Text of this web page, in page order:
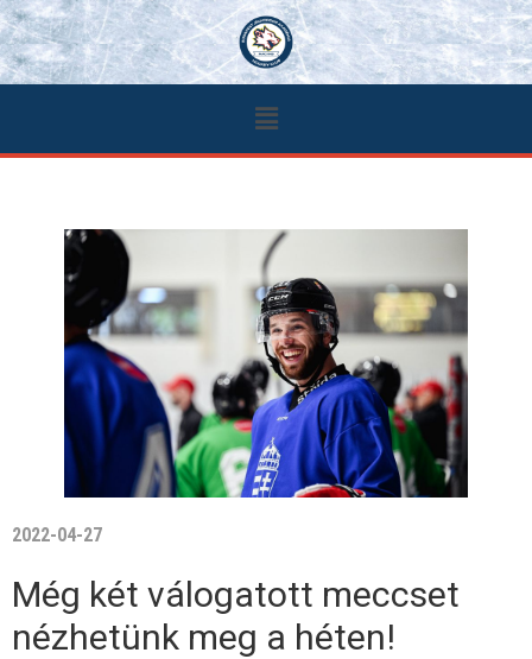
2022-04-27
Még két válogatott meccset
nézhetünk meg a héten!